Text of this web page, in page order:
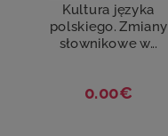
Kultura języka
polskiego. Zmiany
słownikowe w...
0.00€